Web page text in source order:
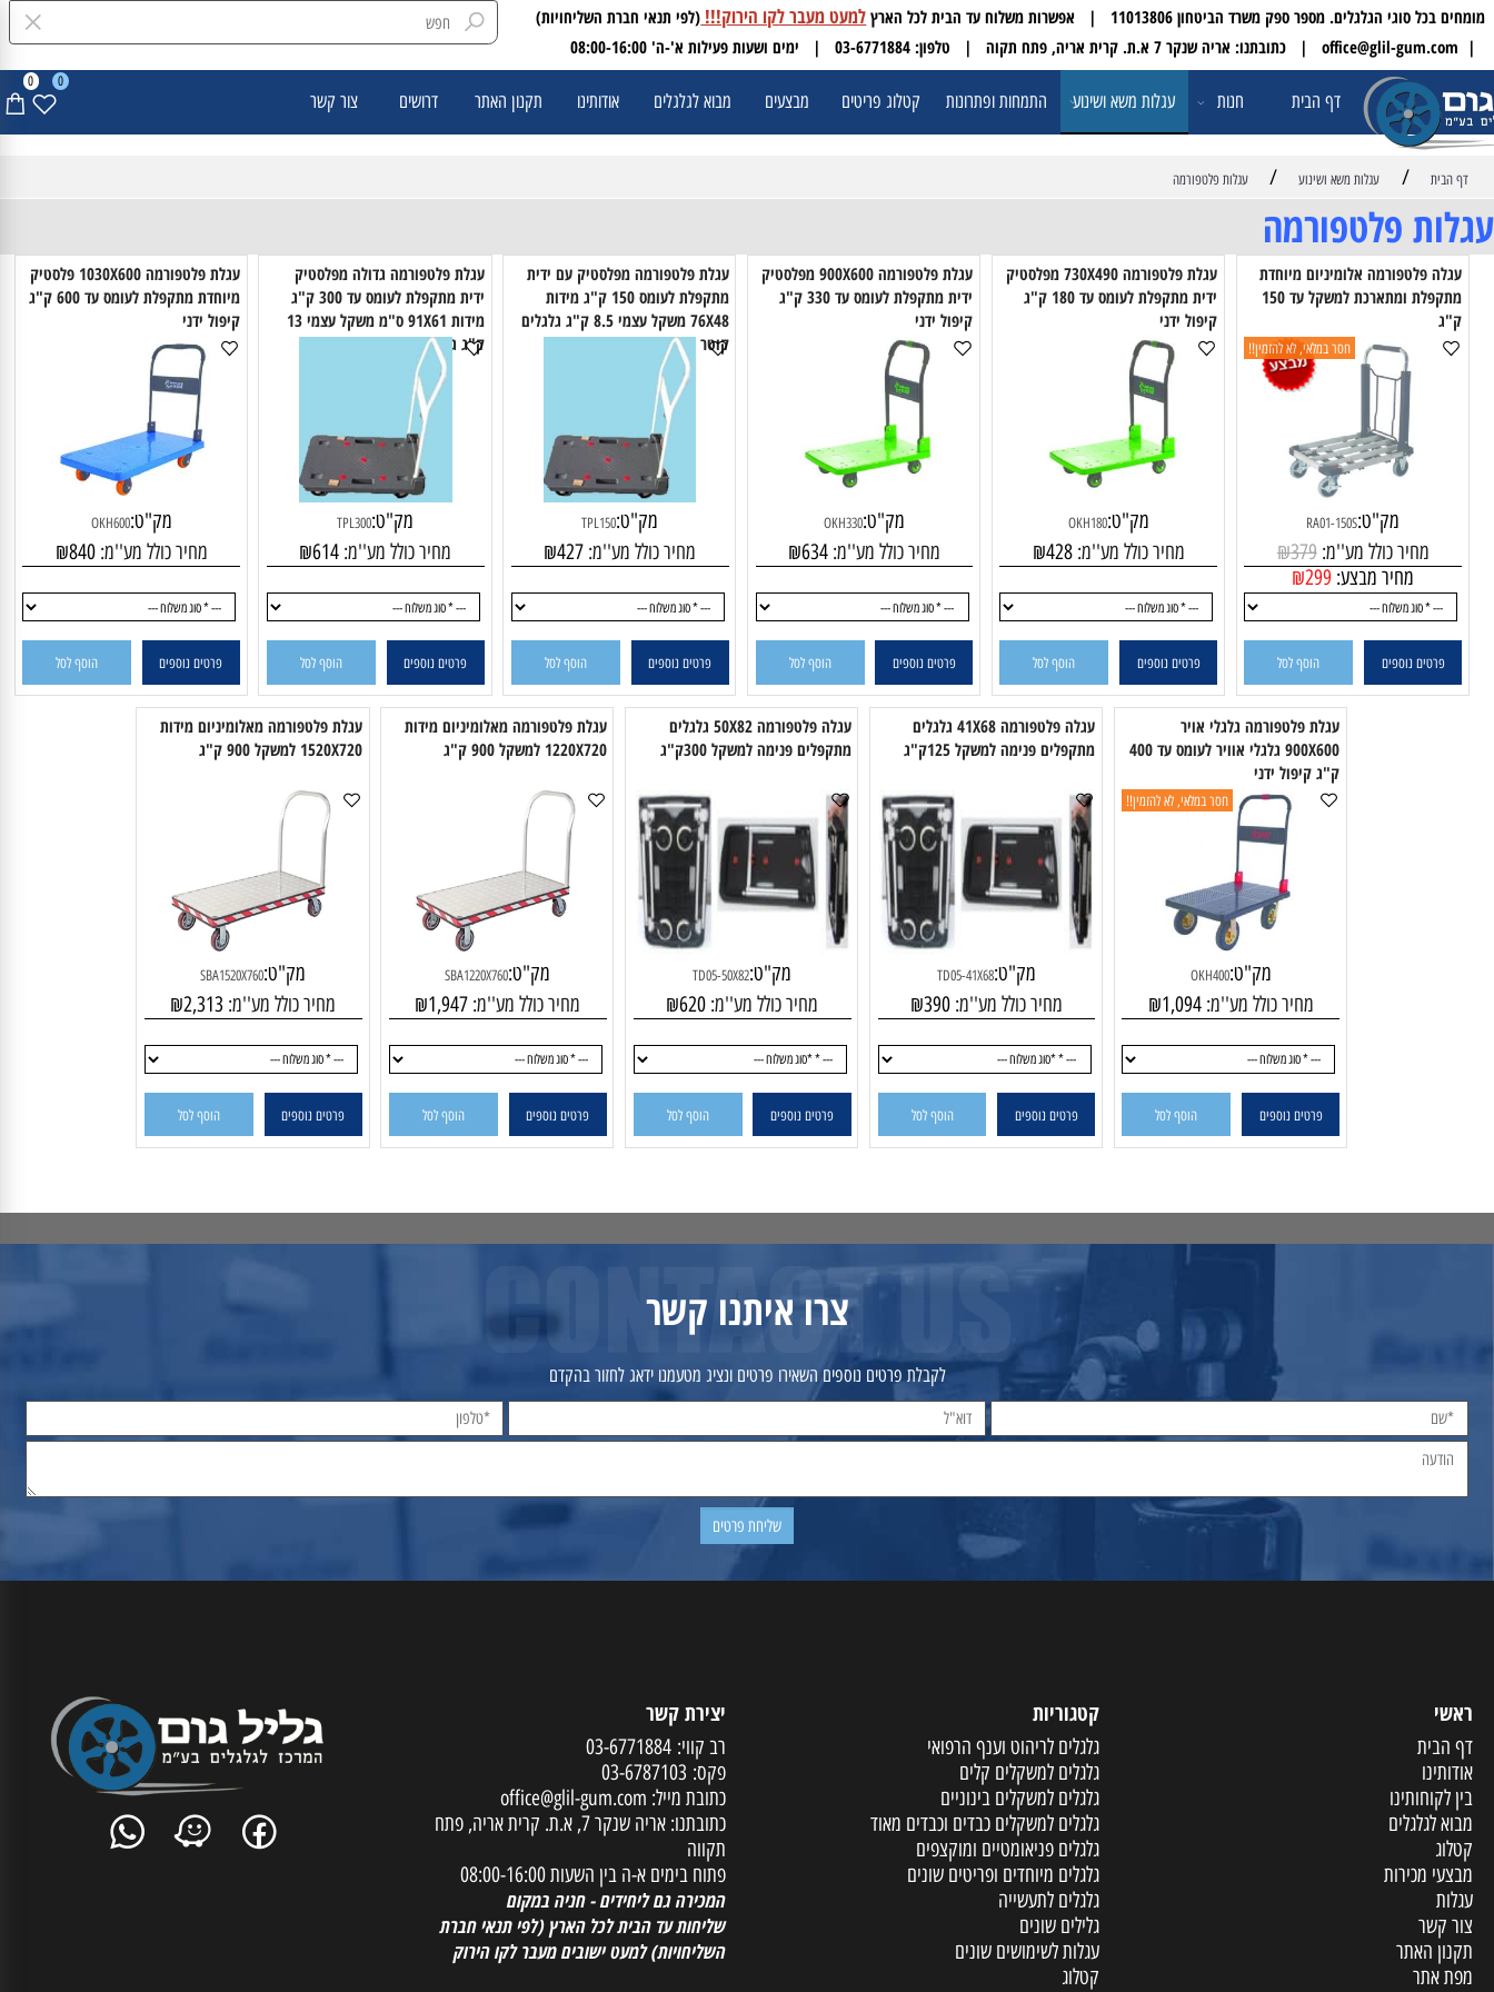
הגלגלים. מספר ספק משרד הביטחון 11013806 | אפשרות משלוח עד הבית לכל הארץ למעט מעבר לקו הירוק!!!(לפי תנאי חברת השליחויות)
| טלפון: 03-6771884 | ימים ושעות פעילות א'-ה' 08:00-16:00
0 0
דף הבית חנות עגלות משא ושינוע התמחות ופתרונות קטלוג פריטים מבצעים מבוא לגלגלים אודותינו תקנון האתר דרושים צור קשר
/ עגלות משא ושינוע / עגלות פלטפורמה
פלטפורמה
אלומיניום מיוחדת
מתקפלת ומתארכת למשקל עד 150
חסר במלאי, לא להזמין!!
מק"ט:RA01-150S
מחיר כולל מע''מ: ₪379
מחיר מבצע: ₪299
נוספים הוסף לסל
עגלת פלטפורמה 730X490 מפלסטיק
ידית מתקפלת לעומס עד 180 ק"ג
קיפול ידני
מק"ט:OKH180
מחיר כולל מע''מ: ₪428
פרטים נוספים הוסף לסל
עגלת פלטפורמה 900X600 מפלסטיק
ידית מתקפלת לעומס עד 330 ק"ג
קיפול ידני
מק"ט:OKH330
מחיר כולל מע''מ: ₪634
פרטים נוספים הוסף לסל
עגלת פלטפורמה מפלסטיק עם ידית
מתקפלת לעומס 150 ק"ג מידות
76X48 משקל עצמי 8.5 ק"ג גלגלים
קוטר "4 קבוע + מסתובב מעצור
מק"ט:TPL150
מחיר כולל מע''מ: ₪427
פרטים נוספים הוסף לסל
עגלת פלטפורמה גדולה מפלסטיק
ידית מתקפלת לעומס עד 300 ק"ג
מידות 91X61 ס"מ משקל עצמי 13
ק"ג גלגלים "5 קבוע +מעצור
מק"ט: TPL300
מחיר כולל מע''מ: ₪614
פרטים נוספים הוסף לסל
עגלת פלטפורמה 1030X600 פלסטיק
מיוחדת מתקפלת לעומס עד 600 ק"ג
קיפול ידני
מק"ט:OKH600
מחיר כולל מע''מ: ₪840
פרטים נוספים הוסף לסל
עגלת פלטפורמה גלגלי אויר
ק"ג קיפול ידני
חסר במלאי, לא להזמין!!
מק"ט:OKH400
מחיר כולל מע''מ: ₪1,094
עגלה פלטפורמה 41X68 גלגלים
מק"ט:TD05-41X68
מחיר כולל מע''מ: ₪390
עגלה פלטפורמה 50X82 גלגלים
מק"ט:TD05-50X82
מחיר כולל מע''מ: ₪620
עגלת פלטפורמה מאלומיניום מידות
מק"ט:SBA1220X760
מחיר כולל מע''מ: ₪1,947
עגלת פלטפורמה מאלומיניום מידות
מק"ט:SBA1520X760
מחיר כולל מע''מ: ₪2,313
צרו איתנו קשר
לקבלת פרטים נוספים השאירו פרטים ונציג מטעמנו ידאג לחזור בהקדם
קטגוריות
גלגלים לריהוט וענף הרפואי
גלגלים למשקלים קלים
גלגלים למשקלים בינוניים
גלגלים למשקלים כבדים וכבדים מאוד
גלגלים פניאומטיים ומוקצפים
גלגלים מיוחדים ופריטים שונים
גלגלים לתעשייה
יצירת קשר
רב קווי:03-6771884
פקס:03-6787103
כתובת מייל:office@glil-gum.com
כתובתנו: אריה שנקר 7, א.ת. קרית אריה, פתח
תקווה
פתוח בימים א-ה בין השעות 08:00-16:00